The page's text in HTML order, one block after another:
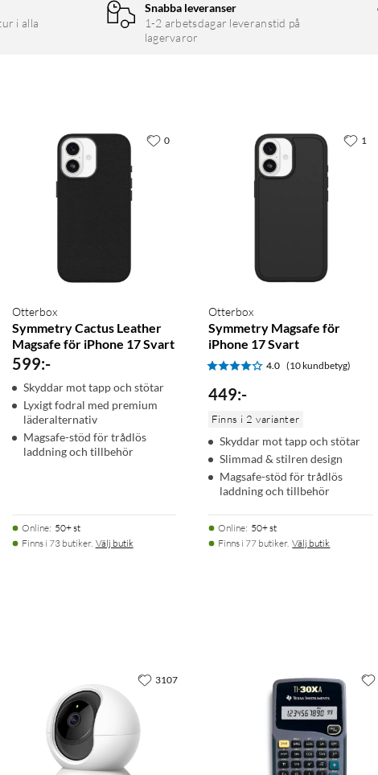
i alla
Snabba leveranser
1-2 arbetsdagar leveranstid på
lagervaror
Otterbox
Symmetry Cactus Leather
Magsafe för iPhone 17 Svart
599:-
Skyddar mot tapp och stötar
Lyxigt fodral med premium
läderalternativ
Magsafe-stöd för trådlös
laddning och tillbehör
Online: 50+ st
Finns i 73 butiker. Välj butik
0
Otterbox
Symmetry Magsafe för
iPhone 17 Svart
4.0 (10 kundbetyg)
449:-
Finns i 2 varianter
Skyddar mot tapp och stötar
Slimmad & stilren design
Magsafe-stöd för trådlös
laddning och tillbehör
Online: 50+ st
Finns i 77 butiker. Välj butik
1
3107